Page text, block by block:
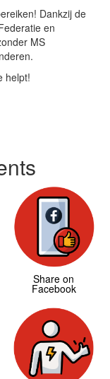
Dankzij de
en
MS
helpt!
Share on
Facebook